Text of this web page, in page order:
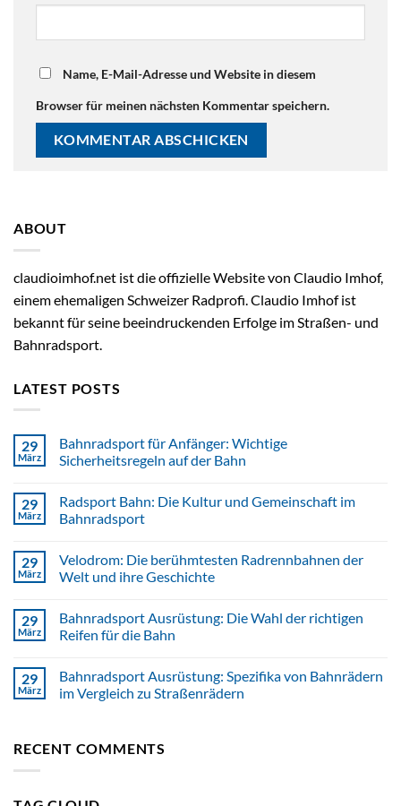
Name, E-Mail-Adresse und Website in diesem
Browser für meinen nächsten Kommentar speichern.
ABOUT
claudioimhof.net ist die offizielle Website von Claudio Imhof,
einem ehemaligen Schweizer Radprofi. Claudio Imhof ist
bekannt für seine beeindruckenden Erfolge im Straßen- und
Bahnradsport.
LATEST POSTS
29
März
Bahnradsport für Anfänger: Wichtige
Sicherheitsregeln auf der Bahn
29
März
Radsport Bahn: Die Kultur und Gemeinschaft im
Bahnradsport
29
März
Velodrom: Die berühmtesten Radrennbahnen der
Welt und ihre Geschichte
29
März
Bahnradsport Ausrüstung: Die Wahl der richtigen
Reifen für die Bahn
29
März
Bahnradsport Ausrüstung: Spezifika von Bahnrädern
im Vergleich zu Straßenrädern
RECENT COMMENTS